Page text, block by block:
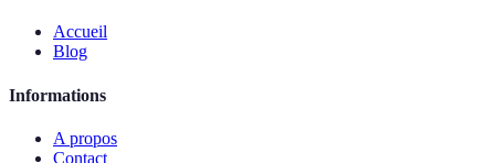
Accueil
Blog
Informations
A propos
Contact